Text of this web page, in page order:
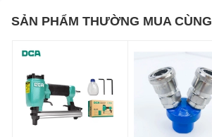
SẢN PHẨM THƯỜNG MUA CÙNG